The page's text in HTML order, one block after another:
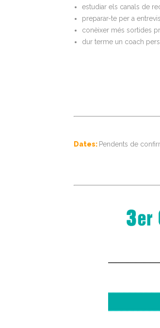
estudiar els canals de
preparar-te per a
conèixer més sortides
dur terme un coach
Dates: Pendents de